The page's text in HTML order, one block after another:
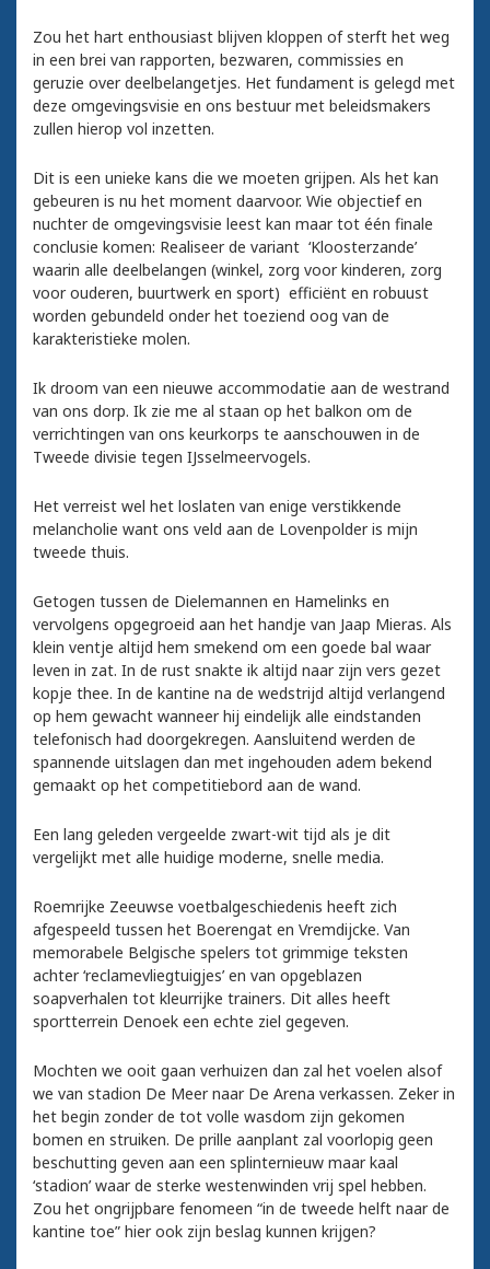
Zou het hart enthousiast blijven kloppen of sterft het weg
in een brei van rapporten, bezwaren, commissies en
geruzie over deelbelangetjes. Het fundament is gelegd met
deze omgevingsvisie en ons bestuur met beleidsmakers
zullen hierop vol inzetten.
Dit is een unieke kans die we moeten grijpen. Als het kan
gebeuren is nu het moment daarvoor. Wie objectief en
nuchter de omgevingsvisie leest kan maar tot één finale
conclusie komen: Realiseer de variant ‘Kloosterzande’
waarin alle deelbelangen (winkel, zorg voor kinderen, zorg
voor ouderen, buurtwerk en sport) efficiënt en robuust
worden gebundeld onder het toeziend oog van de
karakteristieke molen.
Ik droom van een nieuwe accommodatie aan de westrand
van ons dorp. Ik zie me al staan op het balkon om de
verrichtingen van ons keurkorps te aanschouwen in de
Tweede divisie tegen IJsselmeervogels.
Het verreist wel het loslaten van enige verstikkende
melancholie want ons veld aan de Lovenpolder is mijn
tweede thuis.
Getogen tussen de Dielemannen en Hamelinks en
vervolgens opgegroeid aan het handje van Jaap Mieras. Als
klein ventje altijd hem smekend om een goede bal waar
leven in zat. In de rust snakte ik altijd naar zijn vers gezet
kopje thee. In de kantine na de wedstrijd altijd verlangend
op hem gewacht wanneer hij eindelijk alle eindstanden
telefonisch had doorgekregen. Aansluitend werden de
spannende uitslagen dan met ingehouden adem bekend
gemaakt op het competitiebord aan de wand.
Een lang geleden vergeelde zwart-wit tijd als je dit
vergelijkt met alle huidige moderne, snelle media.
Roemrijke Zeeuwse voetbalgeschiedenis heeft zich
afgespeeld tussen het Boerengat en Vremdijcke. Van
memorabele Belgische spelers tot grimmige teksten
achter ‘reclamevliegtuigjes’ en van opgeblazen
soapverhalen tot kleurrijke trainers. Dit alles heeft
sportterrein Denoek een echte ziel gegeven.
Mochten we ooit gaan verhuizen dan zal het voelen alsof
we van stadion De Meer naar De Arena verkassen. Zeker in
het begin zonder de tot volle wasdom zijn gekomen
bomen en struiken. De prille aanplant zal voorlopig geen
beschutting geven aan een splinternieuw maar kaal
‘stadion’ waar de sterke westenwinden vrij spel hebben.
Zou het ongrijpbare fenomeen “in de tweede helft naar de
kantine toe” hier ook zijn beslag kunnen krijgen?